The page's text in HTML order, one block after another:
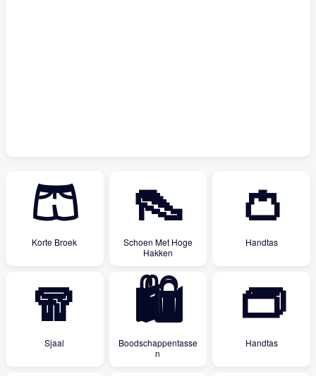
🩳
Korte Broek
👠
Schoen Met Hoge
Hakken
👛
Handtas
🧣
Sjaal
🛍
Boodschappentasse
n
👝
Handtas